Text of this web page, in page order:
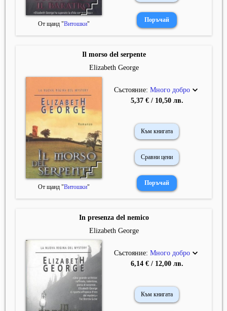
От щанд "Витошки"
Il morso del serpente
Elizabeth George
От щанд "Витошки"
Състояние: Много добро
5,37 € / 10,50 лв.
Към книгата
Сравни цени
In presenza del nemico
Elizabeth George
Състояние: Много добро
6,14 € / 12,00 лв.
Към книгата